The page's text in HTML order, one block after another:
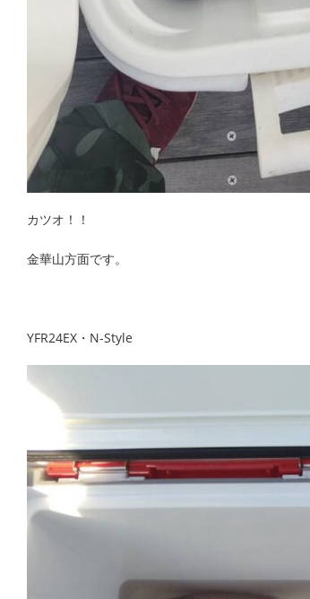
カツオ！！
金華山方面です。
YFR24EX・N-Style